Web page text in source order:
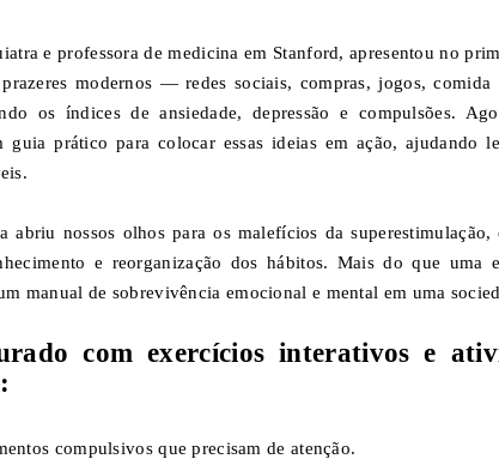
e professora de medicina em Stanford, apresentou no
modernos — redes sociais, compras, jogos,
os índices de ansiedade, depressão e compulsões.
guia prático para colocar essas ideias em ação, ajudando
abriu nossos olhos para os malefícios da
e reorganização dos hábitos. Mais do que uma
manual de sobrevivência emocional e mental em uma
com exercícios interativos e
compulsivos que precisam de atenção.